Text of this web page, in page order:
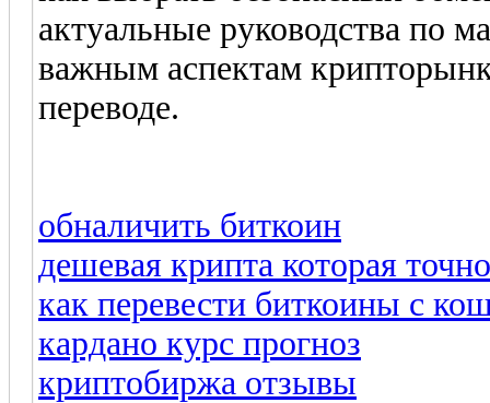
актуальные руководства по
важным аспектам
переводе.
обналичить биткоин
дешевая крипта которая
как перевести биткоины с
кардано курс прогноз
криптобиржа отзывы